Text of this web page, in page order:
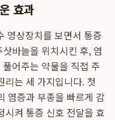
효과
영상장치를 보면서 통증
바늘을 위치시킨 후, 염
어주는 약물을 직접 주
리는 세 가지입니다. 첫
염증과 부종을 빠르게 감
시켜 통증 신호 전달을 효